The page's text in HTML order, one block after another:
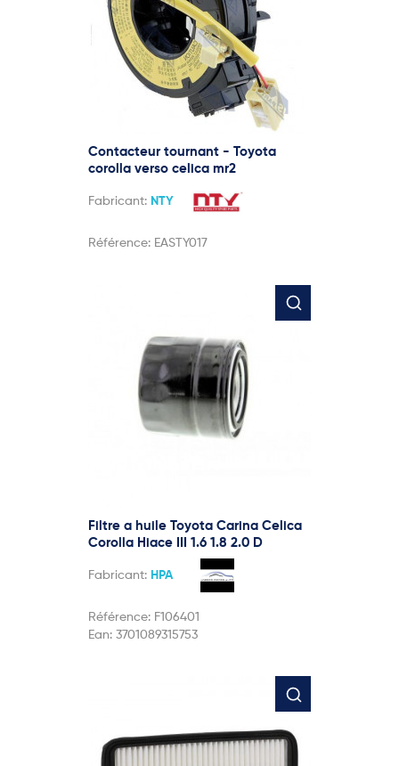
Contacteur tournant - Toyota
corolla verso celica mr2
Fabricant: NTY
Référence: EASTY017
Filtre a huile Toyota Carina Celica
Corolla Hiace III 1.6 1.8 2.0 D
Fabricant: HPA
Référence: F106401
Ean: 3701089315753